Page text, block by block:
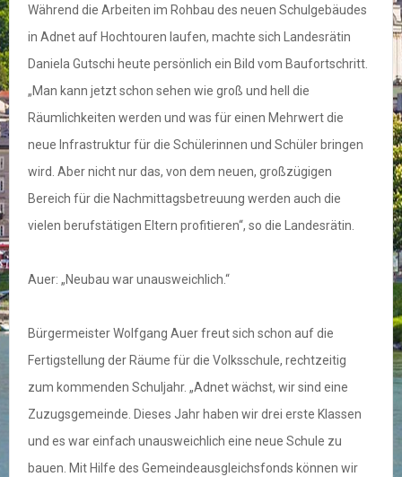
Während die Arbeiten im Rohbau des neuen Schulgebäudes
in Adnet auf Hochtouren laufen, machte sich Landesrätin
Daniela Gutschi heute persönlich ein Bild vom Baufortschritt.
„Man kann jetzt schon sehen wie groß und hell die
Räumlichkeiten werden und was für einen Mehrwert die
neue Infrastruktur für die Schülerinnen und Schüler bringen
wird. Aber nicht nur das, von dem neuen, großzügigen
Bereich für die Nachmittagsbetreuung werden auch die
vielen berufstätigen Eltern profitieren“, so die Landesrätin.
Auer: „Neubau war unausweichlich.“
Bürgermeister Wolfgang Auer freut sich schon auf die
Fertigstellung der Räume für die Volksschule, rechtzeitig
zum kommenden Schuljahr. „Adnet wächst, wir sind eine
Zuzugsgemeinde. Dieses Jahr haben wir drei erste Klassen
und es war einfach unausweichlich eine neue Schule zu
bauen. Mit Hilfe des Gemeindeausgleichsfonds können wir